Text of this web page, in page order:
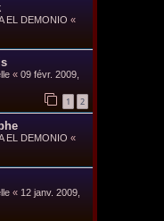
EL DEMONIO «
« 09 févr. 2009,
1 2
EL DEMONIO «
« 12 janv. 2009,